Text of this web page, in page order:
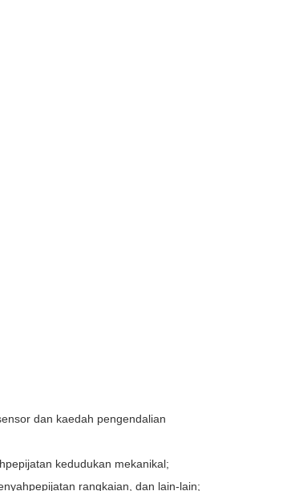
dan kaedah pengendalian
kedudukan mekanikal;
rangkaian, dan lain-lain;